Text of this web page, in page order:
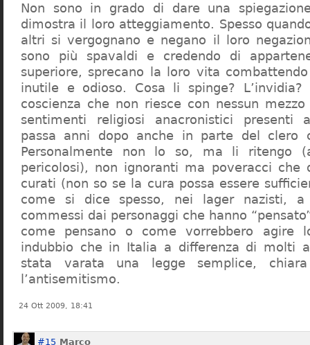
Non sono in grado di dare una
dimostra il loro atteggiamento. Spesso
altri si vergognano e negano il loro
sono più spavaldi e credendo di
superiore, sprecano la loro vita
inutile e odioso. Cosa li spinge?
coscienza che non riesce con nessun
sentimenti religiosi anacronistici presenti
passa anni dopo anche in parte del clero
Personalmente non lo so, ma li ritengo
pericolosi), non ignoranti ma poveracci che
curati (non so se la cura possa essere
come si dice spesso, nei lager nazisti,
commessi dai personaggi che hanno
come pensano o come vorrebbero agire
indubbio che in Italia a differenza di molti
stata varata una legge semplice,
l’antisemitismo.
24 Ott 2009, 18:41
#15 Marco